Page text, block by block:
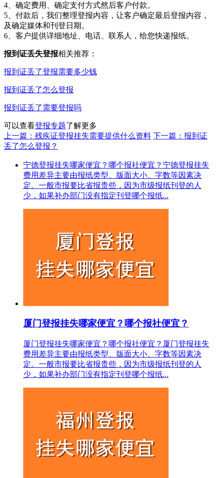
4、确定费用、确定支付方式然后客户付款。
5、付款后，我们整理登报内容，让客户确定最后登报内容，
及确定媒体和刊登日期。
6、客户提供详细地址、电话、联系人，给您快递报纸。
报到证丢失登报相关推荐：
报到证丢了登报需要多少钱
报到证丢了怎么登报
报到证丢了需要登报吗
可以查看登报专题了解更多
上一篇：残疾证登报挂失需要提供什么资料 下一篇：报到证
丢了怎么登报？
宁德登报挂失哪家便宜？哪个报社便宜？宁德登报挂失
费用差异主要由报纸类型、版面大小、字数等因素决
定。一般市报要比省报贵些，因为市级报纸刊登的人
少，如果补办部门没有指定刊登哪个报纸...
厦门登报挂失哪家便宜？哪个报社便宜？
厦门登报挂失哪家便宜？哪个报社便宜？厦门登报挂失
费用差异主要由报纸类型、版面大小、字数等因素决
定。一般市报要比省报贵些，因为市级报纸刊登的人
少，如果补办部门没有指定刊登哪个报纸...